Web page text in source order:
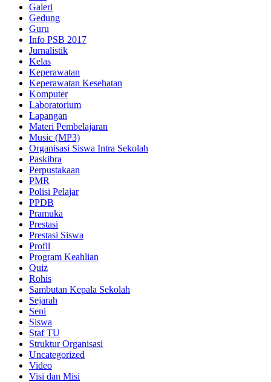
Galeri
Gedung
Guru
Info PSB 2017
Jurnalistik
Kelas
Keperawatan
Keperawatan Kesehatan
Komputer
Laboratorium
Lapangan
Materi Pembelajaran
Music (MP3)
Organisasi Siswa Intra Sekolah
Paskibra
Perpustakaan
PMR
Polisi Pelajar
PPDB
Pramuka
Prestasi
Prestasi Siswa
Profil
Program Keahlian
Quiz
Rohis
Sambutan Kepala Sekolah
Sejarah
Seni
Siswa
Staf TU
Struktur Organisasi
Uncategorized
Video
Visi dan Misi